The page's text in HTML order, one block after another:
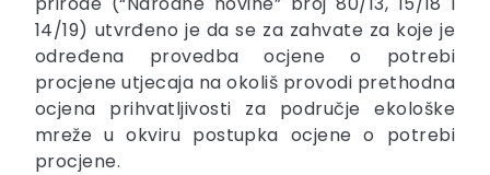
14/19) utvrđeno je da se za zahvate za koje je
određena provedba ocjene o potrebi
procjene utjecaja na okoliš provodi prethodna
ocjena prihvatljivosti za područje ekološke
mreže u okviru postupka ocjene o potrebi
procjene.